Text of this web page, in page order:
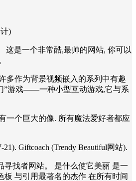
)
这是一个非常酷,最帅的网站, 你可以
多作为背景视频嵌入的系列中有趣
”游戏——一种小型互动游戏,它与系
一个巨大的像. 所有魔法爱好者都应
Giftcoach (Trendy Beautiful网站).
寻找者网站。 是什么使它美丽 是一
板 与引用最著名的杰作 在所有时间